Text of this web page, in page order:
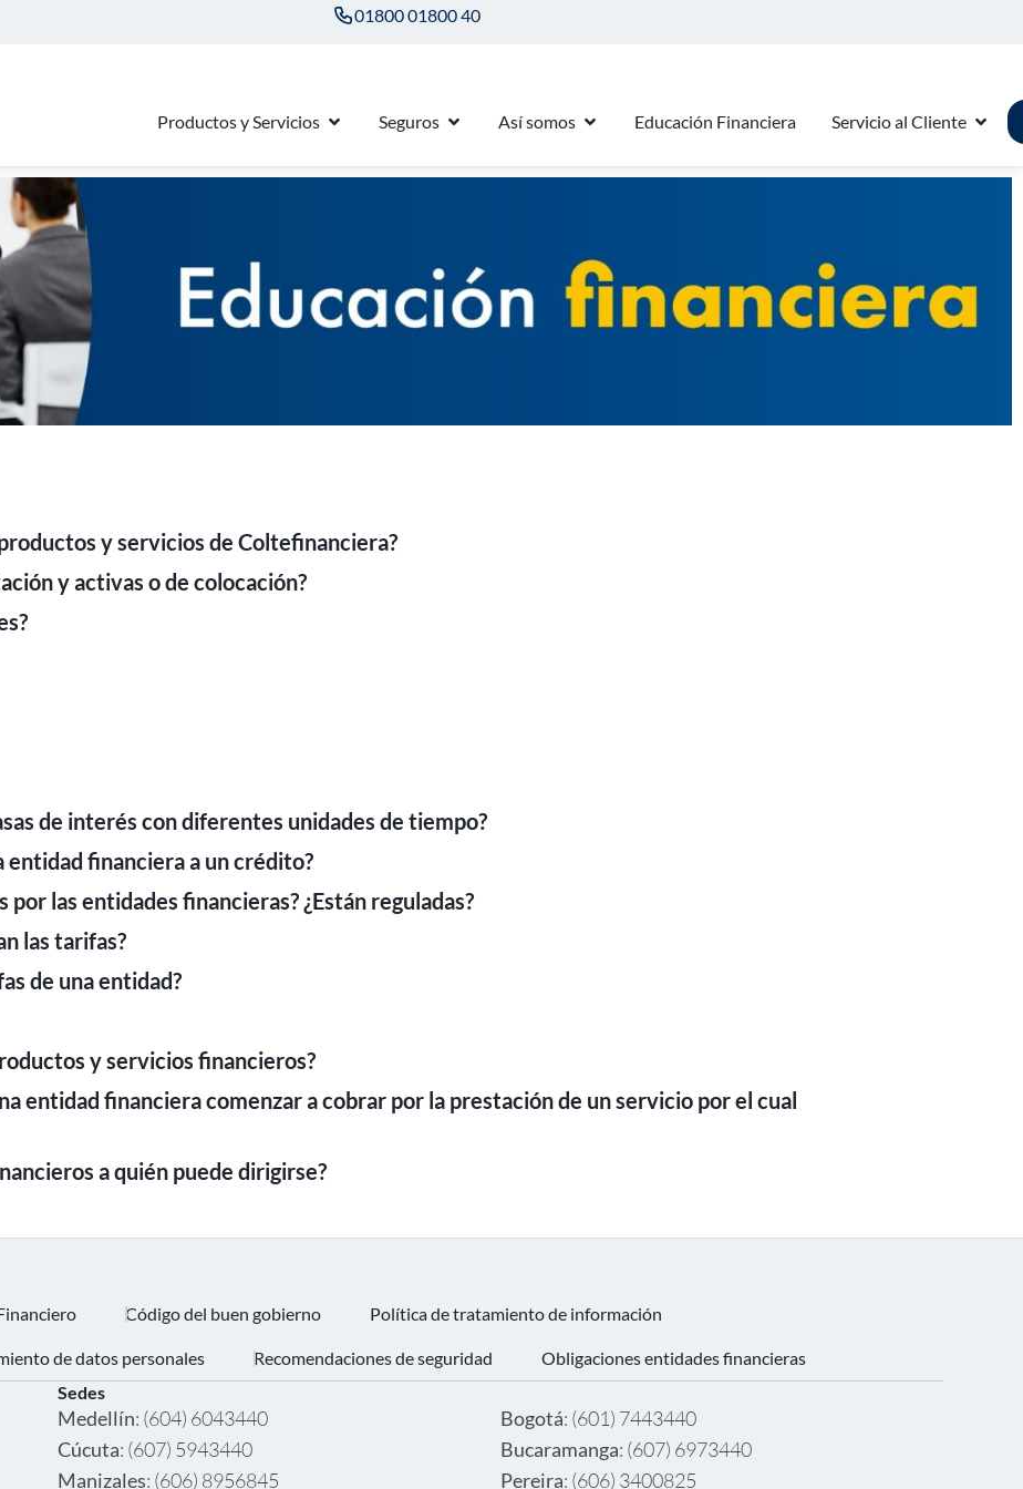
01800 01800 40
Productos y Servicios Seguros Así somos Educación Financiera Servicio al Cliente
y servicios de Coltefinanciera?
y activas o de colocación?
de interés con diferentes unidades de tiempo?
entidad financiera a un crédito?
las entidades financieras? ¿Están reguladas?
las tarifas?
de una entidad?
y servicios financieros?
entidad financiera comenzar a cobrar por la prestación de un servicio por el cual
a quién puede dirigirse?
Código del buen gobierno Política de tratamiento de información
de datos personales Recomendaciones de seguridad
Obligaciones entidades financieras
Sedes
Medellín: (604) 6043440
Cúcuta: (607) 5943440
Manizales: (606) 8956845
Bogotá: (601) 7443440
Bucaramanga: (607) 6973440
Pereira: (606) 3400825